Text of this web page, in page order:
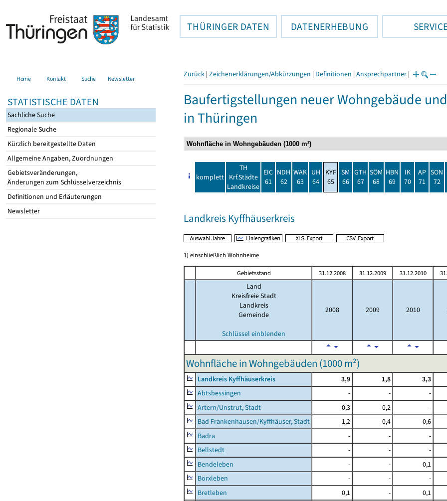
THÜRINGER DATEN DATENERHEBUNG
Home Kontakt Suche Newsletter
STATISTISCHE DATEN
Sachliche Suche
Regionale Suche
Kürzlich bereitgestellte Daten
Allgemeine Angaben, Zuordnungen
Gebietsveränderungen,
Änderungen zum Schlüsselverzeichnis
Definitionen und Erläuterungen
Newsletter
Zurück | Zeichenerklärungen/Abkürzungen | Definitionen | Ansprechpartner |
Baufertigstellungen neuer Wohngebäude
in Thüringen
komplett
TH
Krf.Städte
Landkreise
EIC
61
NDH
62
WAK
63
UH
64
KYF
65
SM
66
GTH
67
SÖM
68
HBN
69
IK
70
AP
71
SON
72
Landkreis Kyffhäuserkreis
1) einschließlich Wohnheime
Gebietsstand 31.12.2008 31.12.2009 31.12.2010
Land
Kreisfreie Stadt
Landkreis
Gemeinde
Schlüssel einblenden
2008 2009 2010
Wohnfläche in Wohngebäuden (1000 m²)
Landkreis Kyffhäuserkreis 3,9 1,8 3,3
Abtsbessingen
- - -
Artern/Unstrut, Stadt
0,3 0,2 -
Bad Frankenhausen/Kyffhäuser, Stadt
1,2 0,4 0,6
Badra
- - -
Bellstedt
- - -
Bendeleben
- - 0,1
Borxleben
- - -
Bretleben
0,1 - 0,1